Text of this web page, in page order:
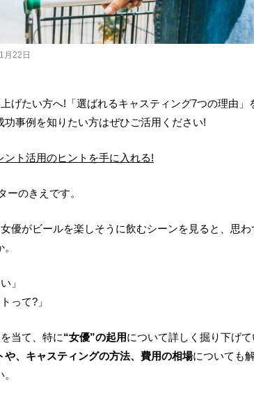
月22日
げたい方へ!「選ばれるキャスティング7つの理由
事例を知りたい方はぜひご活用ください!
ト活用のヒントを手に入れる!
ーのきえです。
優がビールを楽しそうに飲むシーンを見ると、思
」
って?」
当て、特に“女優”の起用について詳しく掘り下げ
や、キャスティングの方法、費用の相場についても